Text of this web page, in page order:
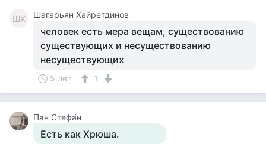
ШХ Шагарьян Хайретдинов
человек есть мера вещам, существованию
существующих и несуществованию
несуществующих
5 лет 1
Пан Стефа́н
Есть как Хрюша.